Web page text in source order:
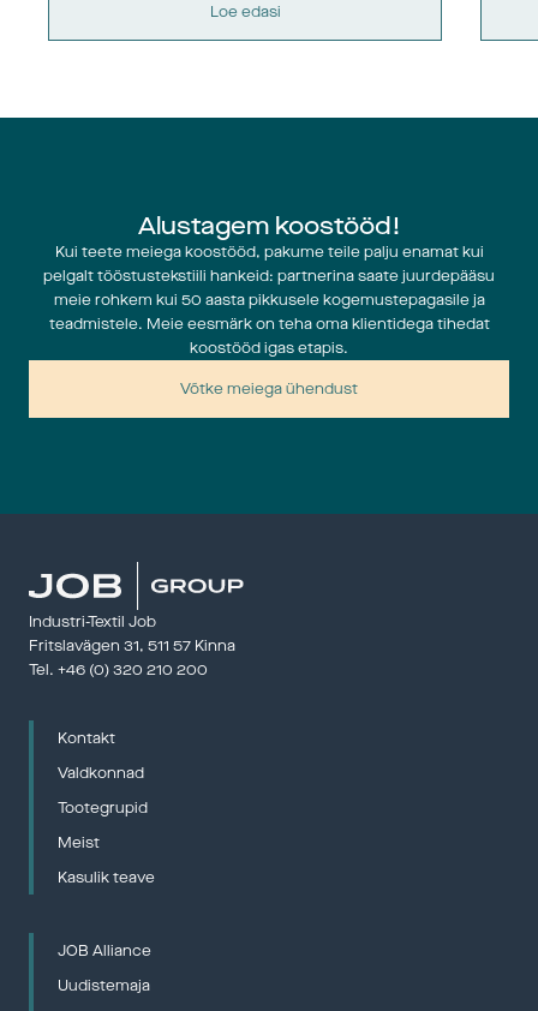
lõpptoodete ohutuse ja usaldusväärsuse tagamisel,
kui kvaliteet või selle puudumine võib olla elu ja
Loe edasi
Alustagem koostööd!
Kui teete meiega koostööd, pakume teile palju enamat kui
pelgalt tööstustekstiili hankeid: partnerina saate juurdepääsu
meie rohkem kui 50 aasta pikkusele kogemustepagasile ja
teadmistele. Meie eesmärk on teha oma klientidega tihedat
koostööd igas etapis.
Võtke meiega ühendust
Industri-Textil Job
Fritslavägen 31, 511 57 Kinna
Tel. +46 (0) 320 210 200
Kontakt
Valdkonnad
Tootegrupid
Meist
Kasulik teave
JOB Alliance
Uudistemaja